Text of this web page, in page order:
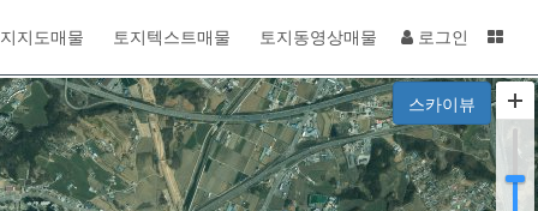
지도매물 토지텍스트매물 토지동영상매물 로그인